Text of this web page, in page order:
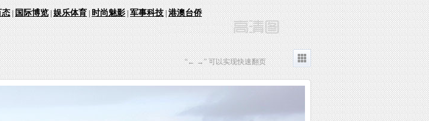
态|国际博览|娱乐体育|时尚魅影|军事科技|港澳台侨
“← →” 可以实现快速翻页